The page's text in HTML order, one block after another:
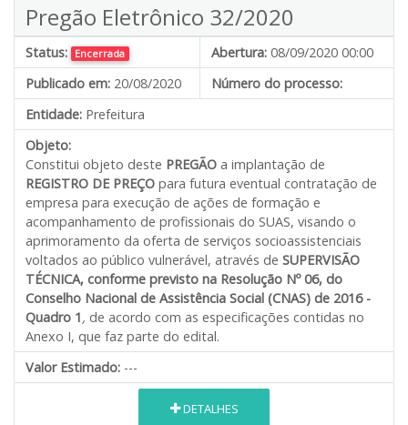
Pregão Eletrônico 32/2020
Status: Encerrada Abertura: 08/09/2020 00:00
Publicado em: 20/08/2020
Número do processo:
Entidade: Prefeitura
Objeto:
Constitui objeto deste PREGÃO a implantação de
REGISTRO DE PREÇO para futura eventual contratação de
empresa para execução de ações de formação e
acompanhamento de profissionais do SUAS, visando o
aprimoramento da oferta de serviços socioassistenciais
voltados ao público vulnerável, através de SUPERVISÃO
TÉCNICA, conforme previsto na Resolução Nº 06, do
Conselho Nacional de Assistência Social (CNAS) de 2016 -
Quadro 1, de acordo com as especificações contidas no
Anexo I, que faz parte do edital.
Valor Estimado: ---
DETALHES